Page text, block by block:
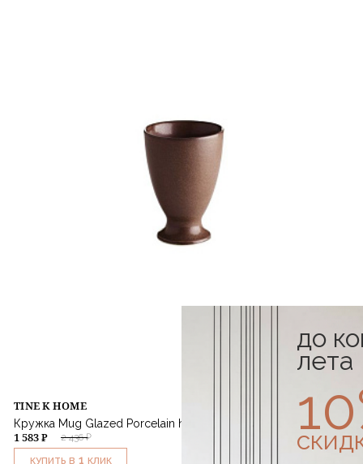
TINE K HOME
Кружка Mug Glazed Porcelain h12,5
2 436 ₽
1 583 ₽
КУПИТЬ В 1 КЛИК
до
лета